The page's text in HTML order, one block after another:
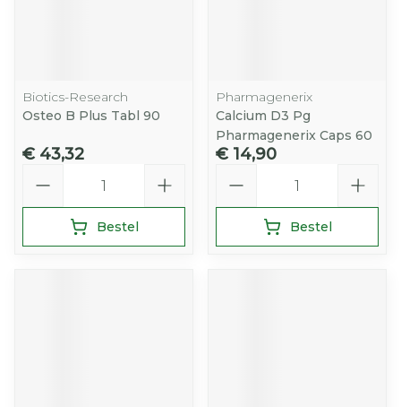
Biotics-Research
Osteo B Plus Tabl 90
€ 43,32
Bestel
Pharmagenerix
Calcium D3 Pg
Pharmagenerix Caps 60
€ 14,90
Bestel